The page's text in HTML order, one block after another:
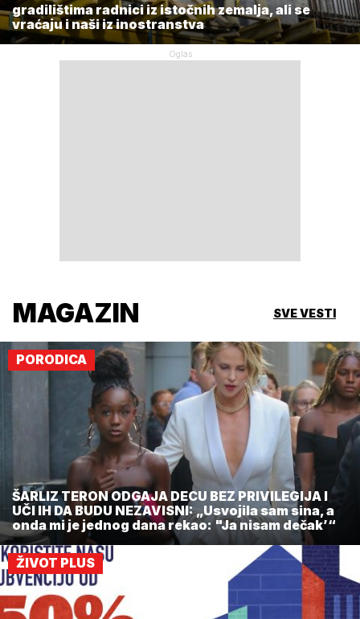
gradilištima radnici iz istočnih zemalja, ali se
vraćaju i naši iz inostranstva
MAGAZIN SVE VESTI
PORODICA
ŠARLIZ TERON ODGAJA DECU BEZ PRIVILEGIJA I
UČI IH DA BUDU NEZAVISNI: „Usvojila sam sina, a
onda mi je jednog dana rekao: "Ja nisam dečak’“
ŽIVOT PLUS